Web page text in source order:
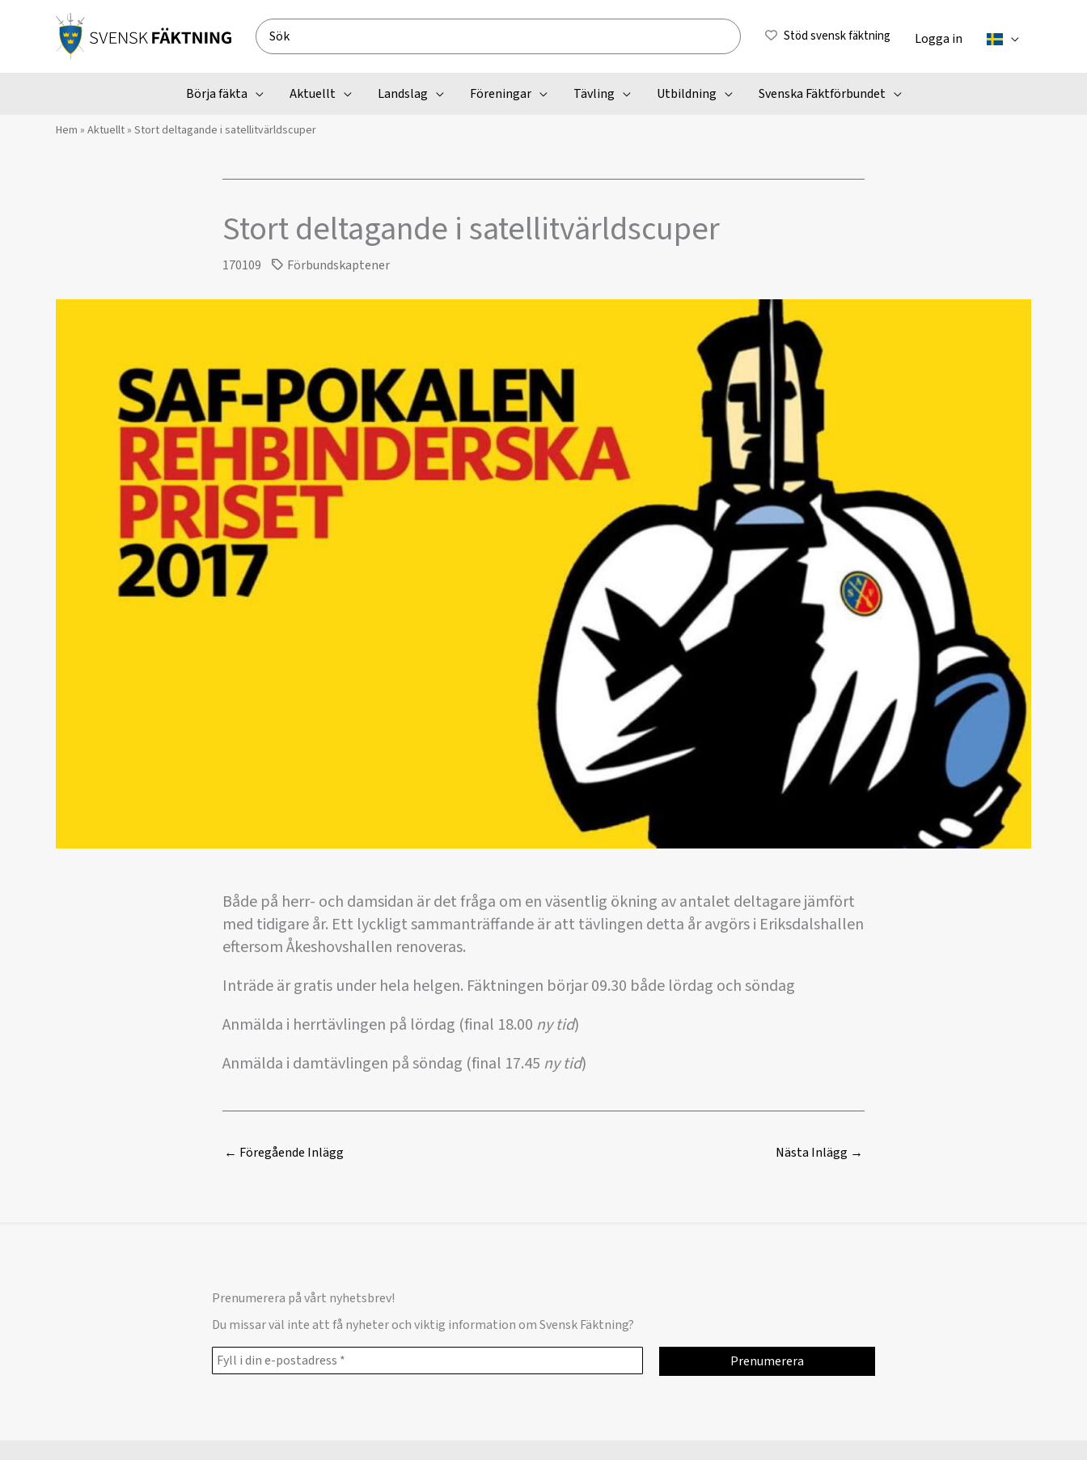
Search
for:
Stöd svensk fäktning Logga in
Börja fäkta Aktuellt Landslag Föreningar Tävling Utbildning Svenska Fäktförbundet
Hem » Aktuellt» Stort deltagande i satellitvärldscuper
Stort deltagande i satellitvärldscuper
170109 Förbundskaptener
Både på herr- och damsidan är det fråga om en väsentlig ökning av antalet deltagare jämfört
med tidigare år. Ett lyckligt sammanträffande är att tävlingen detta år avgörs i Eriksdalshallen
eftersom Åkeshovshallen renoveras.
Inträde är gratis under hela helgen. Fäktningen börjar 09.30 både lördag och söndag
Anmälda i herrtävlingen på lördag (final 18.00 ny tid)
Anmälda i damtävlingen på söndag (final 17.45 ny tid)
← Föregående Inlägg Nästa Inlägg →
Prenumerera på vårt nyhetsbrev!
Du missar väl inte att få nyheter och viktig information om Svensk Fäktning?